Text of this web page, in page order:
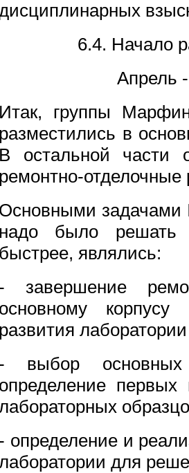
6.4. Начало
Апрель
Итак, группы
разместились в
В остальной части
ремонтно-отделочные
Основными задачами
надо было решать
быстрее, являлись:
- завершение
основному корпусу
развития
- выбор
определение
- определение и
для